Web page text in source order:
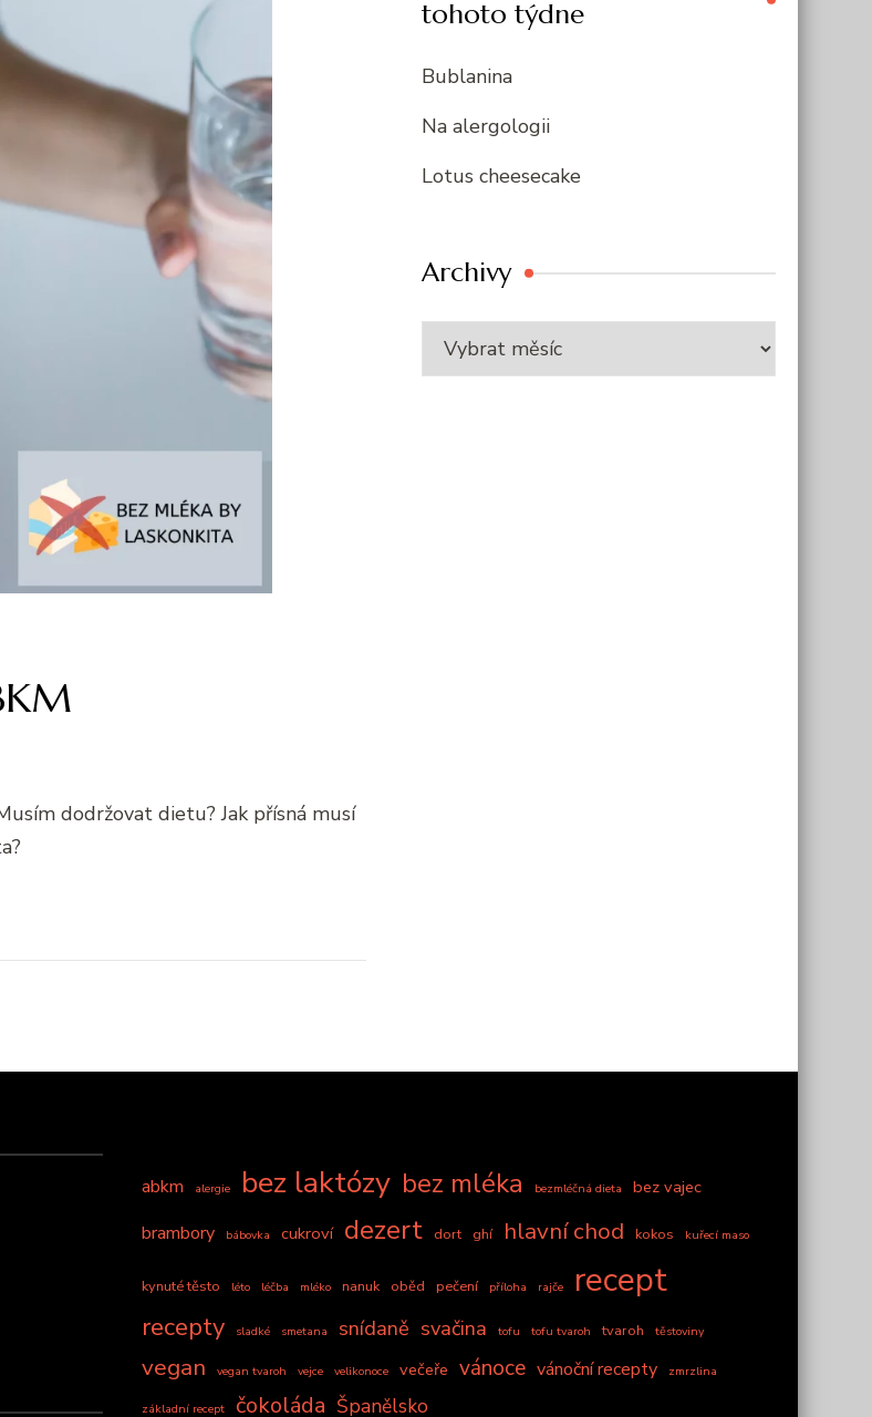
dodržovat dietu? Jak přísná musí
tohoto týdne
Bublanina
Na alergologii
Lotus cheesecake
Archivy
abkm alergie bez laktózy bez mléka bezmléčná dieta bez vajec
brambory bábovka cukroví dezert dort ghí hlavní chod kokos kuřecí maso
kynuté těsto léto léčba mléko nanuk oběd pečení příloha rajče recept
recepty sladké smetana snídaně svačina tofu tofu tvaroh tvaroh těstoviny
vegan vegan tvaroh vejce velikonoce večeře vánoce vánoční recepty zmrzlina
základní recept čokoláda Španělsko